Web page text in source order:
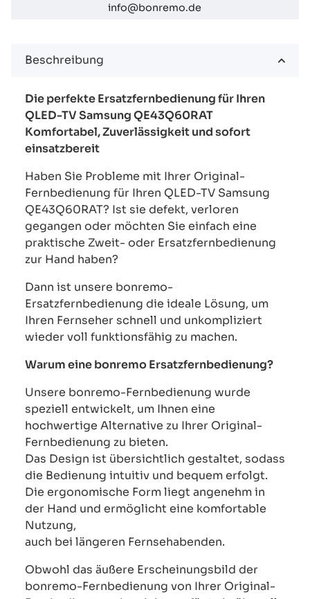
info@bonremo.de
Beschreibung
Die perfekte Ersatzfernbedienung für Ihren
QLED-TV Samsung QE43Q60RAT
Komfortabel, Zuverlässigkeit und sofort
einsatzbereit
Haben Sie Probleme mit Ihrer Original-
Fernbedienung für Ihren QLED-TV Samsung
QE43Q60RAT? Ist sie defekt, verloren
gegangen oder möchten Sie einfach eine
praktische Zweit- oder Ersatzfernbedienung
zur Hand haben?
Dann ist unsere bonremo-
Ersatzfernbedienung die ideale Lösung, um
Ihren Fernseher schnell und unkompliziert
wieder voll funktionsfähig zu machen.
Warum eine bonremo Ersatzfernbedienung?
Unsere bonremo-Fernbedienung wurde
speziell entwickelt, um Ihnen eine
hochwertige Alternative zu Ihrer Original-
Fernbedienung zu bieten.
Das Design ist übersichtlich gestaltet, sodass
die Bedienung intuitiv und bequem erfolgt.
Die ergonomische Form liegt angenehm in
der Hand und ermöglicht eine komfortable
Nutzung,
auch bei längeren Fernsehabenden.
Obwohl das äußere Erscheinungsbild der
bonremo-Fernbedienung von Ihrer Original-